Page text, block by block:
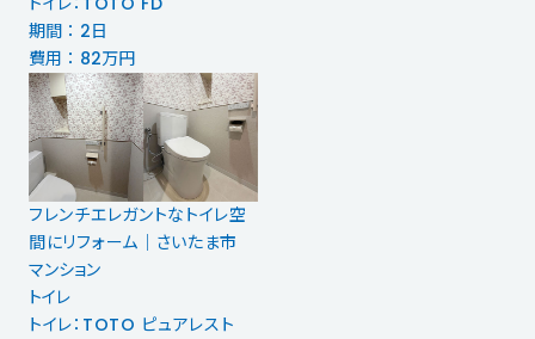
期間 ： 2日
費用 ： 82万円
フレンチエレガントなトイレ空
間にリフォーム｜さいたま市
マンション
トイレ
トイレ：TOTO ピュアレスト